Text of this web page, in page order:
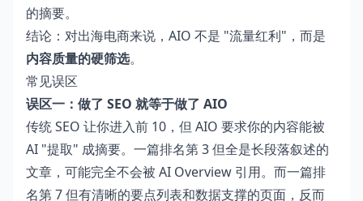
的摘要。
结论：对出海电商来说，AIO 不是 "流量红利"，而是
内容质量的硬筛选。
常见误区
误区一：做了 SEO 就等于做了 AIO
传统 SEO 让你进入前 10，但 AIO 要求你的内容能被
AI "提取" 成摘要。一篇排名第 3 但全是长段落叙述的
文章，可能完全不会被 AI Overview 引用。而一篇排
名第 7 但有清晰的要点列表和数据支撑的页面，反而